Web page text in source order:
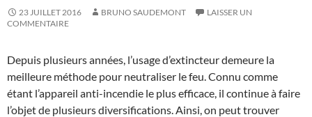
23 JUILLET 2016 BRUNO SAUDEMONT
LAISSER UN
COMMENTAIRE
Depuis plusieurs années, l’usage d’extincteur demeure la
meilleure méthode pour neutraliser le feu. Connu comme
étant l’appareil anti-incendie le plus efficace, il continue à faire
l’objet de plusieurs diversifications. Ainsi, on peut trouver